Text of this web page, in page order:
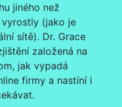
jiného než
vyrostly (jako je
sítě). Dr. Grace
založená na
jak vypadá
firmy a nastíní i